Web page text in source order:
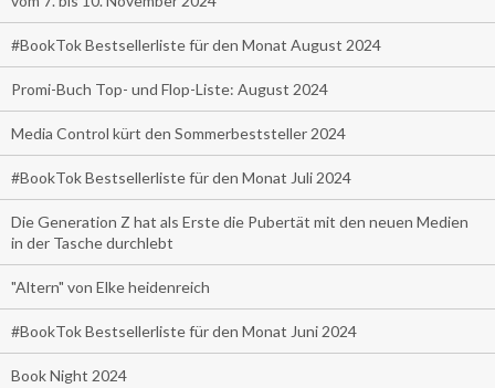
#BookTok Bestsellerliste für den Monat August 2024
Promi-Buch Top- und Flop-Liste: August 2024
Media Control kürt den Sommerbeststeller 2024
#BookTok Bestsellerliste für den Monat Juli 2024
Die Generation Z hat als Erste die Pubertät mit den neuen Medien
in der Tasche durchlebt
"Altern" von Elke heidenreich
#BookTok Bestsellerliste für den Monat Juni 2024
Book Night 2024